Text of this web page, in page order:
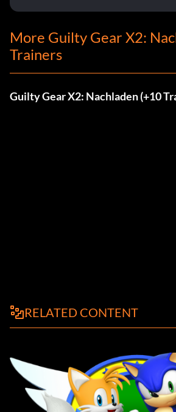
More Guilty Gear X2:
Trainers
Guilty Gear X2: Nachladen (+10
RELATED CONTENT